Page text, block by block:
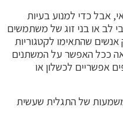
אבל כדי למנוע בעיות
לב או בני זוג של משתמשים
שהתאימו לקטגוריות
ככל האפשר על המשתנים
אפשריים לכשלון או
של התגלית שעשית